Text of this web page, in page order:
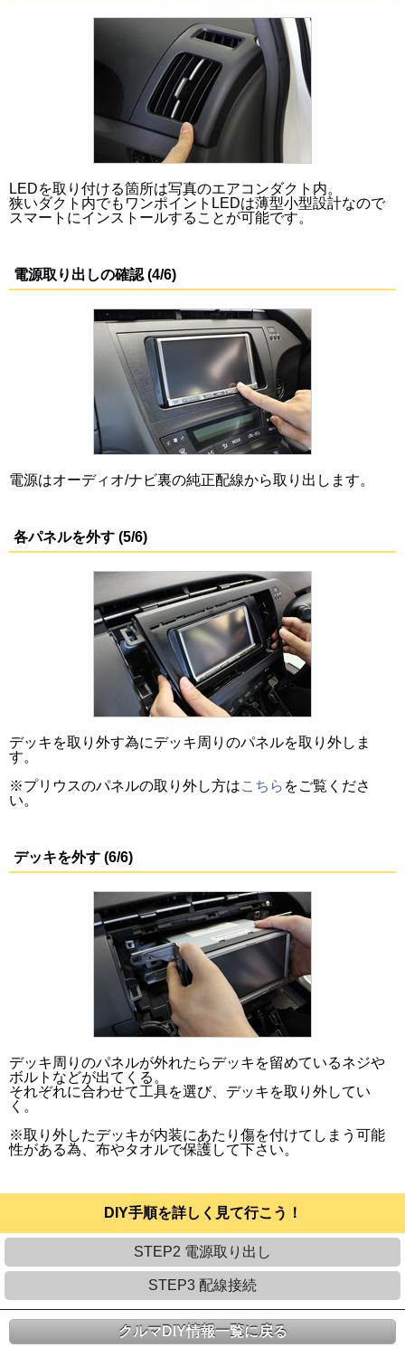
LEDを取り付ける箇所は写真のエアコンダクト内。
狭いダクト内でもワンポイントLEDは薄型小型設計なので
スマートにインストールすることが可能です。
電源取り出しの確認 (4/6)
電源はオーディオ/ナビ裏の純正配線から取り出します。
各パネルを外す (5/6)
デッキを取り外す為にデッキ周りのパネルを取り外しま
す。
※プリウスのパネルの取り外し方はこちら をご覧くださ
い。
デッキを外す (6/6)
デッキ周りのパネルが外れたらデッキを留めているネジや
ボルトなどが出てくる。
それぞれに合わせて工具を選び、デッキを取り外してい
く。
※取り外したデッキが内装にあたり傷を付けてしまう可能
性がある為、布やタオルで保護して下さい。
DIY手順を詳しく見て行こう！
STEP2 電源取り出し
STEP3 配線接続
クルマDIY情報一覧に戻る